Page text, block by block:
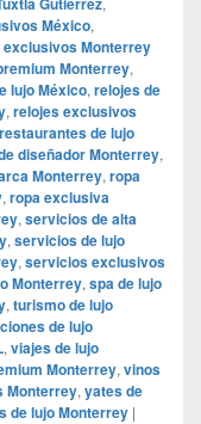
México,
Monterrey
Monterrey,
lujo México, relojes de
, relojes exclusivos
restaurantes de lujo
diseñador Monterrey,
Monterrey, ropa
, ropa exclusiva
, servicios de alta
, servicios de lujo
, servicios exclusivos
Monterrey, spa de lujo
, turismo de lujo
de lujo
, viajes de lujo
Monterrey, vinos
Monterrey, yates de
de lujo Monterrey |